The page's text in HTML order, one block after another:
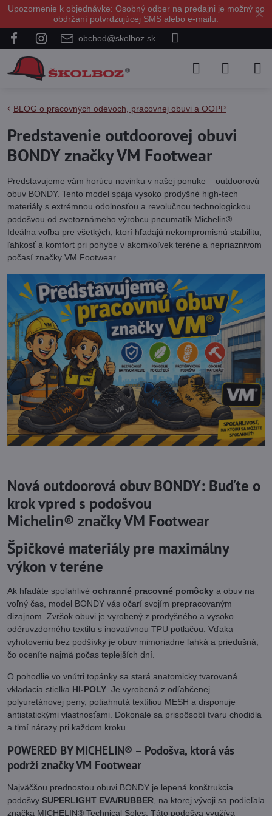
✕
Upozornenie k objednávke: Osobný odber na predajni je možný po
obdržaní potvrdzujúcej SMS alebo e-mailu.
obchod@skolboz.sk
BLOG o pracovných odevoch, pracovnej obuvi a OOPP
Predstavenie outdoorovej obuvi
BONDY značky VM Footwear
Predstavujeme vám horúcu novinku v našej ponuke – outdoorovú
obuv BONDY. Tento model spája vysoko prodyšné high-tech
materiály s extrémnou odolnosťou a revolučnou technologickou
podošvou od svetoznámeho výrobcu pneumatík Michelin®.
Ideálna voľba pre všetkých, ktorí hľadajú nekompromisnú stabilitu,
ľahkosť a komfort pri pohybe v akomkoľvek teréne a nepriaznivom
počasí značky VM Footwear .
Nová outdoorová obuv BONDY: Buďte o
krok vpred s podošvou
Michelin® značky VM Footwear
Špičkové materiály pre maximálny
výkon v teréne
Ak hľadáte spoľahlivé ochranné pracovné pomôcky a obuv na
voľný čas, model BONDY vás očarí svojím prepracovaným
dizajnom. Zvršok obuvi je vyrobený z prodyšného a vysoko
odéruvzdorného textilu s inovatívnou TPU potlačou. Vďaka
vyhotoveniu bez podšívky je obuv mimoriadne ľahká a priedušná,
čo oceníte najmä počas teplejších dní.
O pohodlie vo vnútri topánky sa stará anatomicky tvarovaná
vkladacia stielka HI-POLY . Je vyrobená z odľahčenej
polyuretánovej peny, potiahnutá textíliou MESH a disponuje
antistatickými vlastnosťami. Dokonale sa prispôsobí tvaru chodidla
a tlmí nárazy pri každom kroku.
POWERED BY MICHELIN® – Podošva, ktorá vás
podrží značky VM Footwear
Najväčšou prednosťou obuvi BONDY je lepená konštrukcia
podošvy SUPERLIGHT EVA/RUBBER , na ktorej vývoji sa podieľala
značka MICHELIN® Technical Soles. Táto podošva využíva